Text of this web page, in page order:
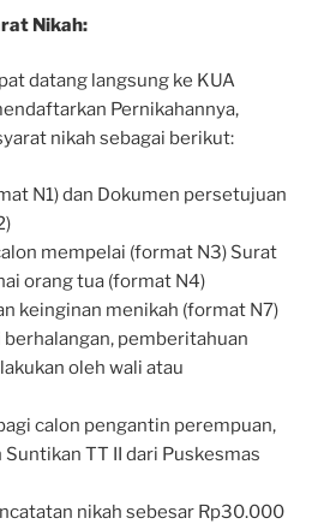
Nikah:
datang langsung ke KUA
Pernikahannya,
nikah sebagai berikut:
N1) dan Dokumen persetujuan
mempelai (format N3) Surat
orang tua (format N4)
keinginan menikah (format N7)
pemberitahuan
oleh wali atau
calon pengantin perempuan,
TT II dari Puskesmas
nikah sebesar Rp30.000